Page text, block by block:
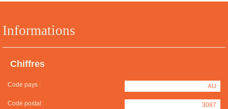
Informations
Chiffres
Code pays : AU
Code postal : 3087